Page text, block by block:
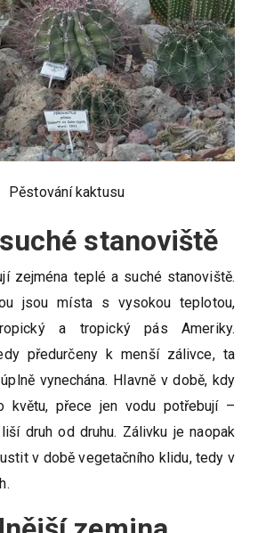
Pěstování kaktusu
stanoviště
zejména teplé a suché stanoviště.
jsou místa s vysokou teplotou,
a tropický pás Ameriky.
předurčeny k menší zálivce, ta
vynechána. Hlavně v době, kdy
květu, přece jen vodu potřebují –
druh od druhu. Zálivku je naopak
v době vegetačního klidu, tedy v